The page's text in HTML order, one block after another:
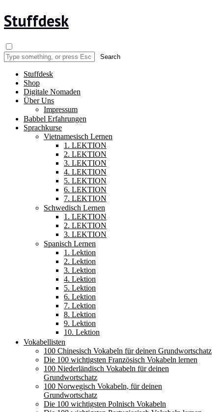
Stuffdesk
Stuffdesk
Shop
Digitale Nomaden
Über Uns
Impressum
Babbel Erfahrungen
Sprachkurse
Vietnamesisch Lernen
1. LEKTION
2. LEKTION
3. LEKTION
4. LEKTION
5. LEKTION
6. LEKTION
7. LEKTION
Schwedisch Lernen
1. LEKTION
2. LEKTION
3. LEKTION
Spanisch Lernen
1. Lektion
2. Lektion
3. Lektion
4. Lektion
5. Lektion
6. Lektion
7. Lektion
8. Lektion
9. Lektion
10. Lektion
Vokabellisten
100 Chinesisch Vokabeln für deinen Grundwortschatz
Die 100 wichtigsten Französisch Vokabeln lernen
100 Niederländisch Vokabeln für deinen
Grundwortschatz
100 Norwegisch Vokabeln, für deinen
Grundwortschatz
Die 100 wichtigsten Polnisch Vokabeln